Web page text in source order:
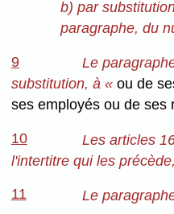
b) par
paragraphe, du
9
Le
substitution, à « ou de
ses employés ou de ses
10
Les articles
l'intertitre qui les
11
Le